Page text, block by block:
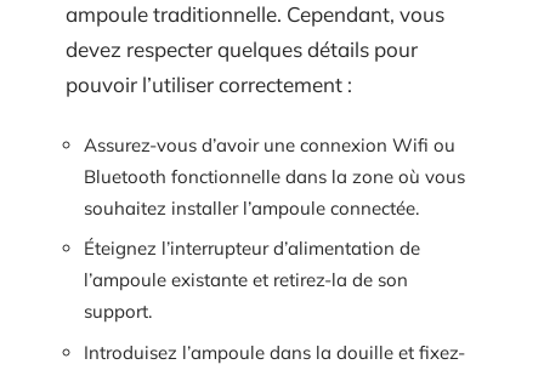
ampoule traditionnelle. Cependant, vous
devez respecter quelques détails pour
pouvoir l’utiliser correctement :
Assurez-vous d’avoir une connexion Wifi ou
Bluetooth fonctionnelle dans la zone où vous
souhaitez installer l’ampoule connectée.
Éteignez l’interrupteur d’alimentation de
l’ampoule existante et retirez-la de son
support.
Introduisez l’ampoule dans la douille et fixez-